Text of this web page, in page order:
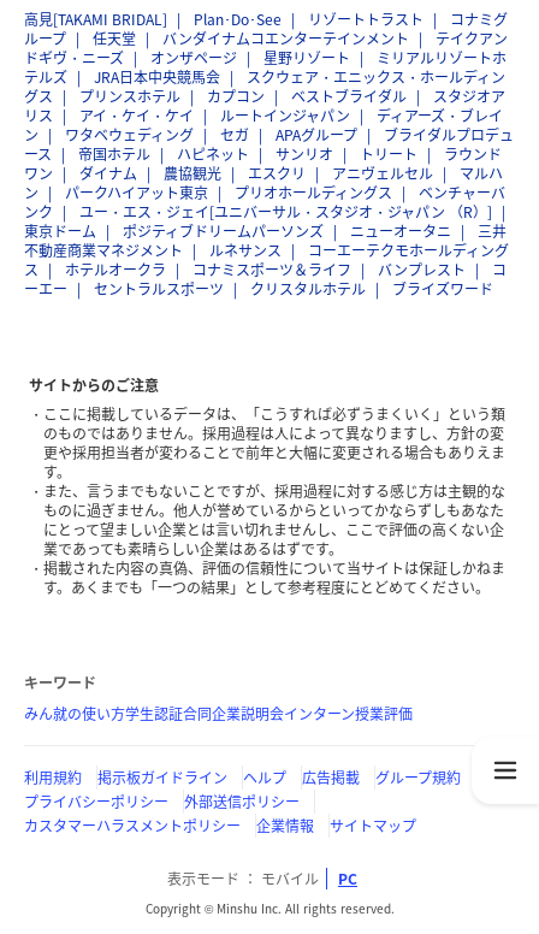
高見[TAKAMI BRIDAL] Plan･Do･See リゾートトラスト
コナミグ
ループ
任天堂 バンダイナムコエンターテインメント
テイクアン
ドギヴ・ニーズ
オンザページ 星野リゾート
ミリアルリゾートホ
テルズ
JRA日本中央競馬会
スクウェア・エニックス・ホールディン
グス
プリンスホテル カプコン ベストブライダル
スタジオア
リス
アイ・ケイ・ケイ ルートインジャパン
ディアーズ・ブレイ
ン
ワタベウェディング セガ APAグループ
ブライダルプロデュ
ース
帝国ホテル ハピネット サンリオ トリート
ラウンド
ワン
ダイナム 農協観光 エスクリ アニヴェルセル
マルハ
ン
パークハイアット東京 プリオホールディングス
ベンチャーバ
ンク
ユー・エス・ジェイ[ユニバーサル・スタジオ・ジャパン （R）]
東京ドーム
ポジティブドリームパーソンズ ニューオータニ
三井
不動産商業マネジメント
ルネサンス
コーエーテクモホールディング
ス
ホテルオークラ コナミスポーツ＆ライフ バンプレスト
コ
ーエー
セントラルスポーツ クリスタルホテル ブライズワード
サイトからのご注意
ここに掲載しているデータは、「こうすれば必ずうまくいく」という類
のものではありません。採用過程は人によって異なりますし、方針の変
更や採用担当者が変わることで前年と大幅に変更される場合もありえま
す。
また、言うまでもないことですが、採用過程に対する感じ方は主観的な
ものに過ぎません。他人が誉めているからといってかならずしもあなた
にとって望ましい企業とは言い切れませんし、ここで評価の高くない企
業であっても素晴らしい企業はあるはずです。
掲載された内容の真偽、評価の信頼性について当サイトは保証しかねま
す。あくまでも「一つの結果」として参考程度にとどめてください。
キーワード
みん就の使い方学生認証合同企業説明会インターン授業評価
利用規約 掲示板ガイドライン ヘルプ 広告掲載
グループ規約
プライバシーポリシー
外部送信ポリシー
カスタマーハラスメントポリシー
企業情報 サイトマップ
表示モード モバイル PC
Copyright © Minshu Inc. All rights reserved.